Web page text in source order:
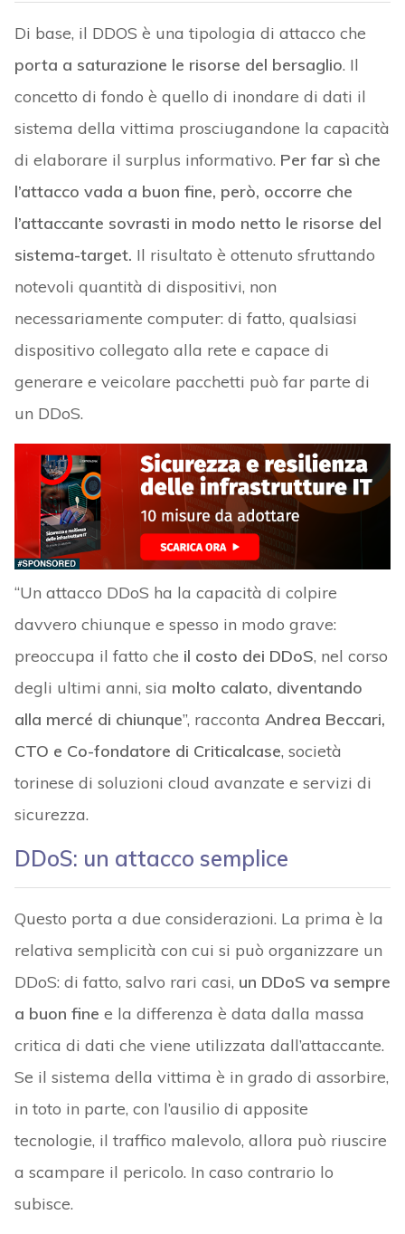
Di base, il DDOS è una tipologia di attacco che
porta a saturazione le risorse del bersaglio. Il
concetto di fondo è quello di inondare di dati il
sistema della vittima prosciugandone la capacità
di elaborare il surplus informativo. Per far sì che
l’attacco vada a buon fine, però, occorre che
l’attaccante sovrasti in modo netto le risorse del
sistema-target. Il risultato è ottenuto sfruttando
notevoli quantità di dispositivi, non
necessariamente computer: di fatto, qualsiasi
dispositivo collegato alla rete e capace di
generare e veicolare pacchetti può far parte di
un DDoS.
“Un attacco DDoS ha la capacità di colpire
davvero chiunque e spesso in modo grave:
preoccupa il fatto che il costo dei DDoS, nel corso
degli ultimi anni, sia molto calato, diventando
alla mercé di chiunque”, racconta Andrea Beccari,
CTO e Co-fondatore di Criticalcase, società
torinese di soluzioni cloud avanzate e servizi di
sicurezza.
DDoS: un attacco semplice
Questo porta a due considerazioni. La prima è la
relativa semplicità con cui si può organizzare un
DDoS: di fatto, salvo rari casi, un DDoS va sempre
a buon fine e la differenza è data dalla massa
critica di dati che viene utilizzata dall’attaccante.
Se il sistema della vittima è in grado di assorbire,
in toto in parte, con l’ausilio di apposite
tecnologie, il traffico malevolo, allora può riuscire
a scampare il pericolo. In caso contrario lo
subisce.